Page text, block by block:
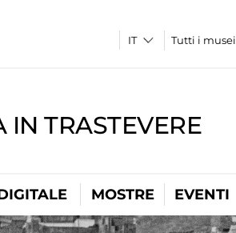
Tutti i musei
TRASTEVERE
MOSTRE EVENTI